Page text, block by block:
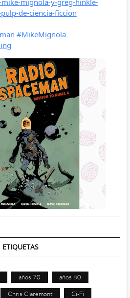
ETIQUETAS
años 70 años 80
Chris Claremont Ci-Fi